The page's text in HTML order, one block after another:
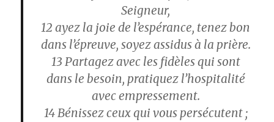
Seigneur,
12 ayez la joie de l’espérance, tenez bon
dans l’épreuve, soyez assidus à la prière.
13 Partagez avec les fidèles qui sont
dans le besoin, pratiquez l’hospitalité
avec empressement.
14Bénissez ceux qui vous persécutent ;